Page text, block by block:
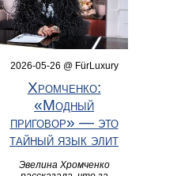
2026-05-26 @ FürLuxury
Хромченко:
«Модный
приговор» — это
тайный язык элит
Эвелина Хромченко